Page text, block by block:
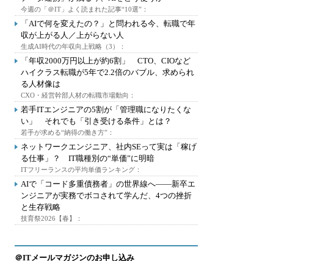
今週の「＠IT」よく読まれた記事“10選”：
「AIで何を変えたの？」と問われる今、転職で年
収が上がる人／上がらない人
生成AI時代の年収向上戦略（3）：
「年収2000万円以上が約6割」 CTO、CIOなど
ハイクラス転職が5年で2.2倍のバブル、求められ
る人材像は
CXO・経営幹部人材の転職市場動向：
若手ITエンジニアの5割が「管理職になりたくな
い」 それでも「引き受ける条件」とは？
若手が求める“納得の働き方”：
ネットワークエンジニア、社内SEって実は「稼げ
る仕事」？ IT職種別の“単価”に明暗
ITフリーランスの平均単価ランキング：
AIで「コード多重債務者」の世界線へ――新卒エ
ンジニアが実務でボコされて学んだ、4つの挫折
と生存戦略
技育祭2026【春】：
＠ITメールマガジンのお申し込み